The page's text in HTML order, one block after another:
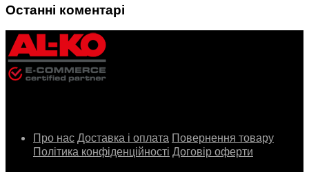
Останні коментарі
Про нас Доставка і оплата Повернення товару
Політика конфіденційності Договір оферти